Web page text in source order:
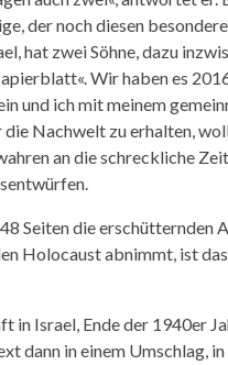
der noch diesen
hat zwei Söhne, dazu
Wir haben es
und ich mit meinem
Nachwelt zu erhalten,
an die schreckliche
Seiten die erschütternden
Holocaust abnimmt, ist
in Israel, Ende der 1940er
dann in einem Umschlag, in